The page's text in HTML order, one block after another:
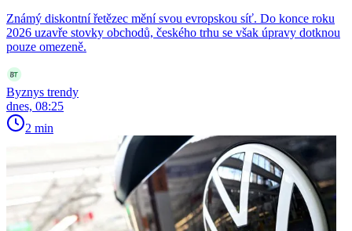
Známý diskontní řetězec mění svou evropskou síť. Do konce roku
2026 uzavře stovky obchodů, českého trhu se však úpravy dotknou
pouze omezeně.
Byznys trendy
dnes, 08:25
2 min